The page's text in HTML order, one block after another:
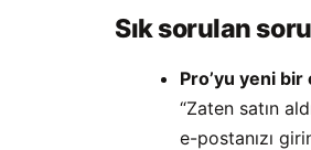
Sık sorulan
Pro’yu yeni
“Zaten satın
e-postanızı